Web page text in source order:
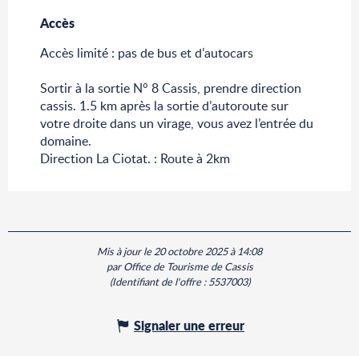
Accès
Accès
Accès limité : pas de bus et d’autocars
Sortir à la sortie N° 8 Cassis, prendre direction
cassis. 1.5 km après la sortie d’autoroute sur
votre droite dans un virage, vous avez l’entrée du
domaine.
Direction La Ciotat. : Route à 2km
Mis à jour le 20 octobre 2025 à 14:08
par Office de Tourisme de Cassis
(Identifiant de l'offre :5537003)
Signaler une erreur